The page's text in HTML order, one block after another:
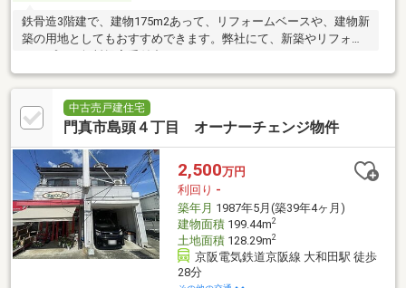
鉄骨造3階建で、建物175m2あって、リフォームベースや、建物新
築の用地としてもおすすめできます。弊社にて、新築やリフォー
中古売戸建住宅
門真市島頭４丁目 オーナーチェンジ物件
2,500万円
利回り -
築年月 1987年5月(築39年4ヶ月)
建物面積199.44m2
土地面積128.29m2
京阪電気鉄道京阪線 大和田駅 徒歩
28分